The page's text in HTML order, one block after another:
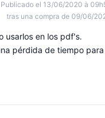
Publicado el 13/06/2020 à
tras una compra de 09/06/
usarlos en los pdf's.
pérdida de tiempo para